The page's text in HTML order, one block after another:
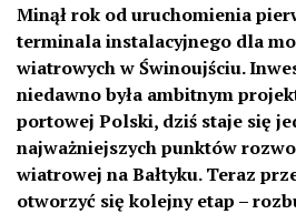
Minął rok od uruchomienia
terminala instalacyjnego dla
wiatrowych w Świnoujściu.
niedawno była ambitnym
portowej Polski, dziś staje się
najważniejszych punktów
wiatrowej na Bałtyku. Teraz
otworzyć się kolejny etap –